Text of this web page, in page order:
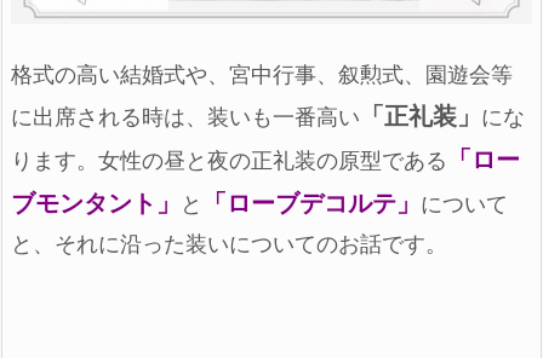
格式の高い結婚式や、宮中行事、叙勲式、園遊会等
に出席される時は、装いも一番高い
「正礼装」 にな
ります。女性の昼と夜の正礼装の原型である
「ロー
ブモンタント」
と 「ローブデコルテ」 について
と、それに沿った装いについてのお話です。